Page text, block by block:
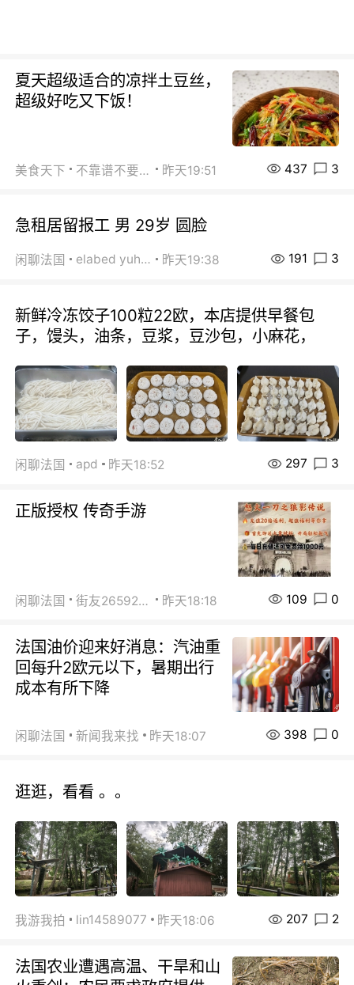
夏天超级适合的凉拌土豆丝，
超级好吃又下饭！
美食天下 不靠谱不要联系 昨天19:51 437 3
急租居留报工 男 29岁 圆脸
闲聊法国 elabed yuhua 昨天19:38 191 3
新鲜冷冻饺子100粒22欧，本店提供早餐包
子，馒头，油条，豆浆，豆沙包，小麻花，
闲聊法国 apd 昨天18:52 297 3
正版授权 传奇手游
闲聊法国 街友26592800 昨天18:18 109 0
法国油价迎来好消息：汽油重
回每升2欧元以下，暑期出行
成本有所下降
闲聊法国 新闻我来找 昨天18:07 398 0
逛逛，看看 。。
我游我拍 lin14589077 昨天18:06 207 2
法国农业遭遇高温、干旱和山